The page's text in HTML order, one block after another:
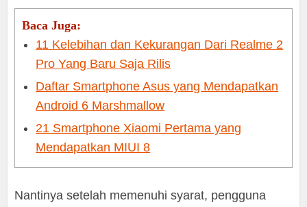
Baca Juga:
11 Kelebihan dan Kekurangan Dari Realme 2
Pro Yang Baru Saja Rilis
Daftar Smartphone Asus yang Mendapatkan
Android 6 Marshmallow
21 Smartphone Xiaomi Pertama yang
Mendapatkan MIUI 8
Nantinya setelah memenuhi syarat, pengguna